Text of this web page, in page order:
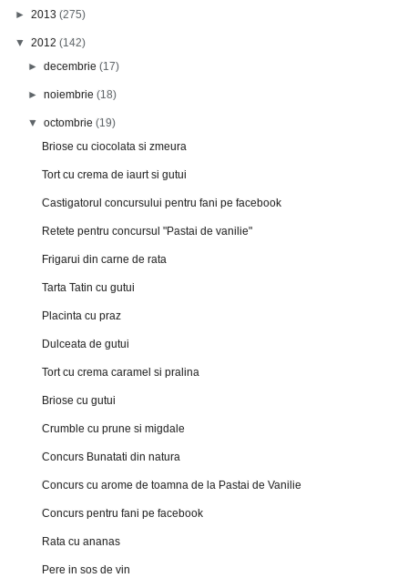
► 2013 (275)
▼ 2012 (142)
►decembrie(17)
►noiembrie(18)
▼octombrie(19)
Briose cu ciocolata si zmeura
Tort cu crema de iaurt si gutui
Castigatorul concursului pentru fani pe facebook
Retete pentru concursul "Pastai de vanilie"
Frigarui din carne de rata
Tarta Tatin cu gutui
Placinta cu praz
Dulceata de gutui
Tort cu crema caramel si pralina
Briose cu gutui
Crumble cu prune si migdale
Concurs Bunatati din natura
Concurs cu arome de toamna de la Pastai de Vanilie
Concurs pentru fani pe facebook
Rata cu ananas
Pere in sos de vin